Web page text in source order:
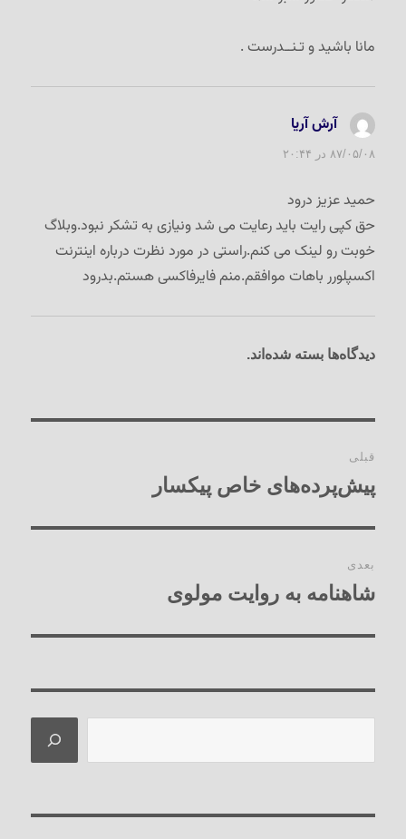
مانا باشید و تـنــدرست .
آرش آریا
۸۷/۰۵/۰۸ در ۲۰:۴۴
حمید عزیز درود
حق کپی رایت باید رعایت می شد ونیازی به تشکر نبود.وبلاگ
خوبت رو لینک می کنم.راستی در مورد نظرت درباره اینترنت
اکسپلورر باهات موافقم.منم فایرفاکسی هستم.بدرود
دیدگاه‌ها بسته شده‌اند.
نوشته‌ها
قبلی
نوشته
پیش‌پرده‌های خاص پیکسار
بعدی
نوشته
شاهنامه به روایت مولوی